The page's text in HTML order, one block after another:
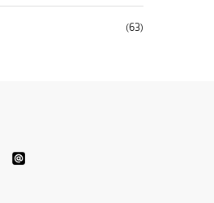
(63)